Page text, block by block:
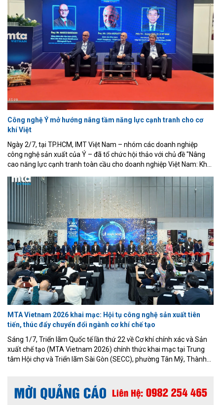
lãm quốc tế về Điều khiển và Tự động hóa lần thứ 8 (VCCA 2026),
khai mạc sáng 16/7 tại Trường Đại học Quy Nhơn, tỉnh Gia Lai.
Công nghệ Ý mở hướng nâng tầm năng lực cạnh tranh cho cơ
khí Việt
Ngày 2/7, tại TP.HCM, IMT Việt Nam – nhóm các doanh nghiệp
công nghệ sản xuất của Ý – đã tổ chức hội thảo với chủ đề "Nâng
cao năng lực cạnh tranh toàn cầu cho doanh nghiệp Việt Nam: Khai
Sự kiện nằm trong khuôn khổ Triển lãm Quốc tế lần thứ 22 về Cơ
khí chính xác, Máy công cụ và Gia công kim loại (MTA Vietnam
2026), diễn ra tại Trung tâm Hội chợ và Triển lãm Sài Gòn (SECC).
MTA Vietnam 2026 khai mạc: Hội tụ công nghệ sản xuất tiên
tiến, thúc đẩy chuyển đổi ngành cơ khí chế tạo
Sáng 1/7, Triển lãm Quốc tế lần thứ 22 về Cơ khí chính xác và Sản
xuất chế tạo (MTA Vietnam 2026) chính thức khai mạc tại Trung
tâm Hội chợ và Triển lãm Sài Gòn (SECC), phường Tân Mỹ, Thành
cơ khí, chế tạo và công nghiệp hỗ trợ trong bối cảnh sản xuất thông
minh đang phát triển mạnh mẽ.